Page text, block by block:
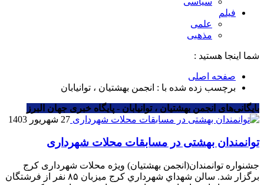
فیلم
علمی
مذهبی
شما اینجا هستید :
صفحه اصلی
برچسب زده شده با : انجمن بهشتیان ، توانیابان
بایگانی‌های انجمن بهشتیان ، توانیابان - پایگاه خبری جهان البرز
27 شهریور 1403
توانمندان بهشتی در مسابقات محلات شهرداری
جشنواره توانمندان(انجمن بهشتیان) ویژه محلات شهرداری کرج
برگزار شد. سالن شهداي شهرداري کرج میزبان ۸۵ نفر از فرشتگان